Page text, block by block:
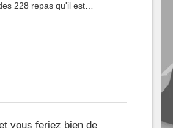
228 repas qu'il est
vous feriez bien de